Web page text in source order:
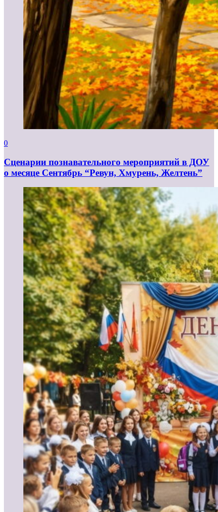
0
Сценарии познавательного мероприятий в ДОУ
о месяце Сентябрь “Ревун, Хмурень, Желтень”